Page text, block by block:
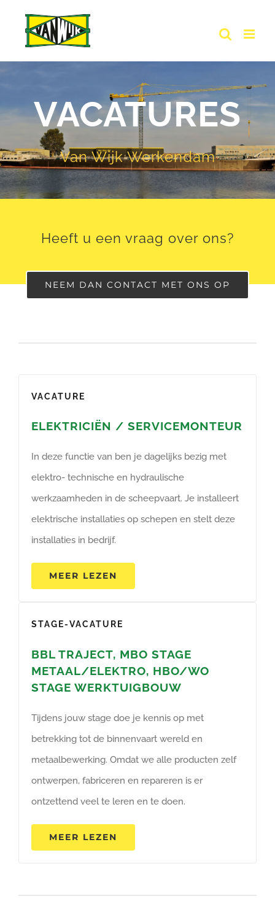
VACATURES
Van Wijk Werkendam
Heeft u een vraag over ons?
NEEM DAN CONTACT MET ONS OP
VACATURE
ELEKTRICIËN / SERVICEMONTEUR
In deze functie van ben je dagelijks bezig met
elektro- technische en hydraulische
werkzaamheden in de scheepvaart. Je installeert
elektrische installaties op schepen en stelt deze
installaties in bedrijf.
MEER LEZEN
STAGE-VACATURE
BBL TRAJECT, MBO STAGE
METAAL/ELEKTRO, HBO/WO
STAGE WERKTUIGBOUW
Tijdens jouw stage doe je kennis op met
betrekking tot de binnenvaart wereld en
metaalbewerking. Omdat we alle producten zelf
ontwerpen, fabriceren en repareren is er
ontzettend veel te leren en te doen.
MEER LEZEN